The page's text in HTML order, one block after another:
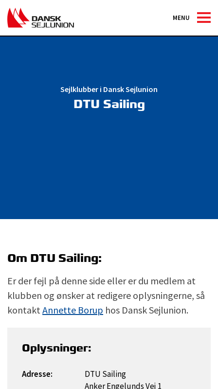
MENU
Sejlklubber i Dansk Sejlunion
DTU Sailing
Om DTU Sailing:
Er der fejl på denne side eller er du medlem at
klubben og ønsker at redigere oplysningerne, så
kontaktAnnette Borup hos Dansk Sejlunion.
Oplysninger:
Adresse:
DTU Sailing
Anker Engelunds Vej 1